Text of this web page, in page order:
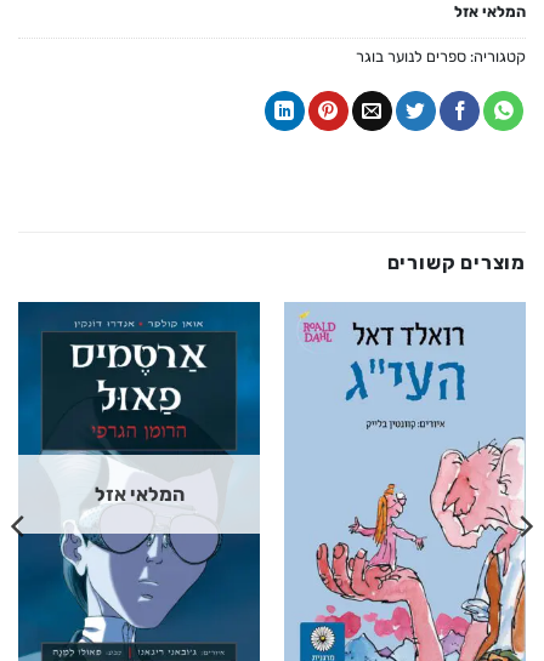
המלאי אזל
קטגוריה: ספרים לנוער בוגר
מוצרים קשורים
המלאי אזל